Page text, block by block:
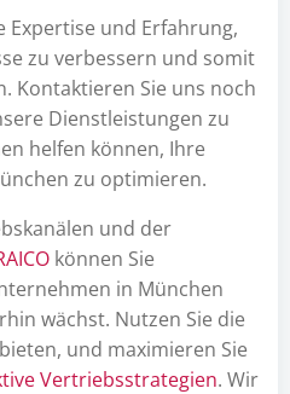
Expertise und Erfahrung,
zu verbessern und somit
Kontaktieren Sie uns noch
Dienstleistungen zu
helfen können, Ihre
zu optimieren.
und der
können Sie
in München
wächst. Nutzen Sie die
und maximieren Sie
Vertriebsstrategien. Wir